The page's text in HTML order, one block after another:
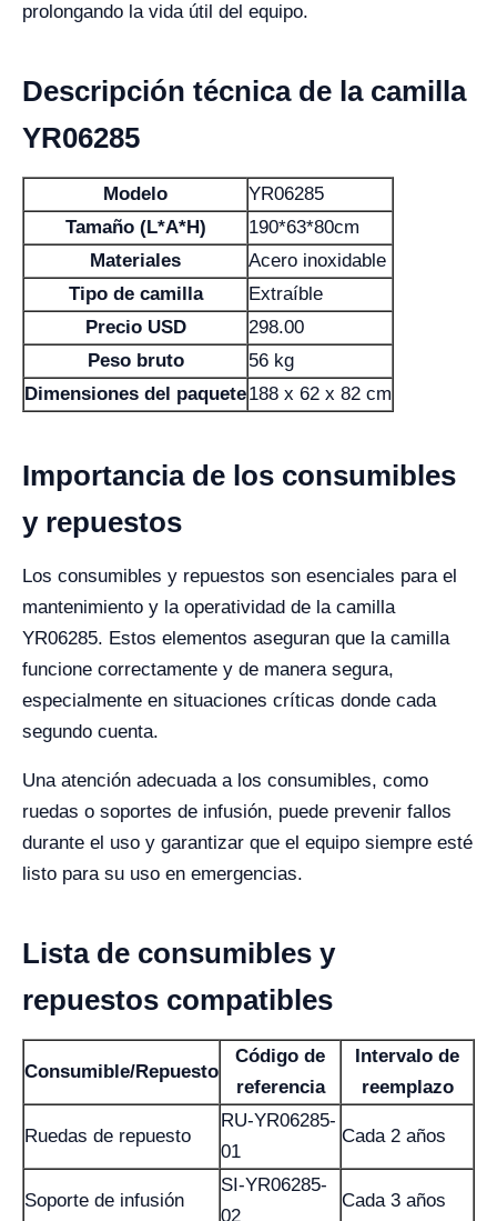
prolongando la vida útil del equipo.
Descripción técnica de la camilla
YR06285
Modelo
YR06285
Tamaño (L*A*H)
190*63*80cm
Materiales
Acero inoxidable
Tipo de camilla
Extraíble
Precio USD
298.00
Peso bruto
56 kg
Dimensiones del paquete188 x 62 x 82 cm
Importancia de los consumibles
y repuestos
Los consumibles y repuestos son esenciales para el
mantenimiento y la operatividad de la camilla
YR06285. Estos elementos aseguran que la camilla
funcione correctamente y de manera segura,
especialmente en situaciones críticas donde cada
segundo cuenta.
Una atención adecuada a los consumibles, como
ruedas o soportes de infusión, puede prevenir fallos
durante el uso y garantizar que el equipo siempre esté
listo para su uso en emergencias.
Lista de consumibles y
repuestos compatibles
Consumible/Repuesto
Código de
referencia
Intervalo de
reemplazo
Ruedas de repuesto
RU-YR06285-
01
Cada 2 años
Soporte de infusión
SI-YR06285-
02
Cada 3 años